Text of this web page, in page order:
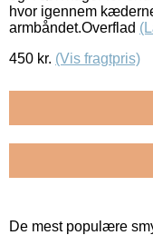
hvor igennem
armbåndet.Overflad
450 kr. (Vis fragtpris)
De mest populære